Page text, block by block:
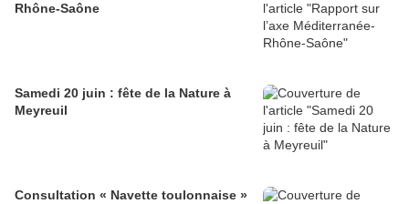
Rhône-Saône
Samedi 20 juin : fête de la Nature à
Meyreuil
Consultation « Navette toulonnaise »